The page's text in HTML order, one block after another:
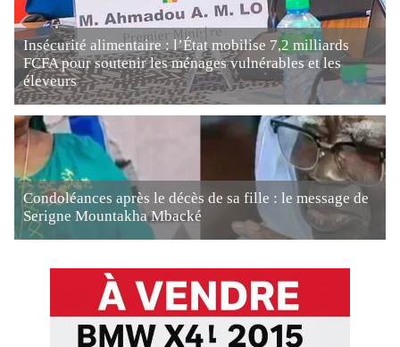
Insécurité alimentaire : l’État mobilise 7,2 milliards
FCFA pour soutenir les ménages vulnérables et les
éleveurs
Condoléances après le décès de sa fille : le message de
Serigne Mountakha Mbacké